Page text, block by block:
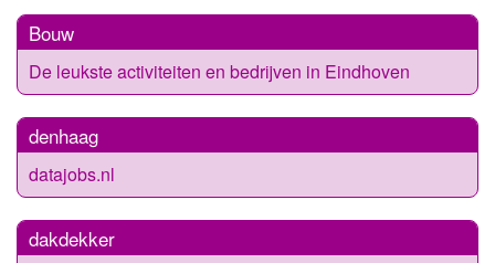
Bouw
De leukste activiteiten en bedrijven in Eindhoven
denhaag
datajobs.nl
dakdekker